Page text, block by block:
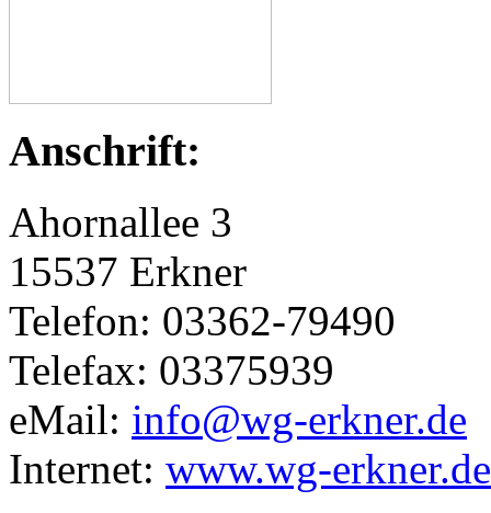
Anschrift:
Ahornallee 3
15537 Erkner
Telefon: 03362-79490
Telefax: 03375939
eMail: info@wg-erkner.de
Internet: www.wg-erkner.de